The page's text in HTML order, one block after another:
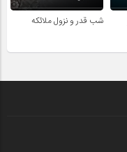
شب قدر و نزول ملائکه